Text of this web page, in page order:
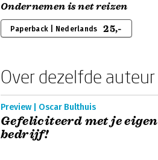
Ondernemen is net reizen
Paperback | Nederlands 25,-
Over dezelfde auteur
Preview | Oscar Bulthuis
Gefeliciteerd met je eigen
bedrijf!